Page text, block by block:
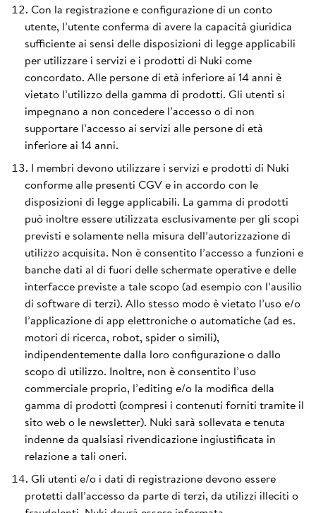
Con la registrazione e configurazione di un conto
utente, l’utente conferma di avere la capacità giuridica
sufficiente ai sensi delle disposizioni di legge applicabili
per utilizzare i servizi e i prodotti di Nuki come
concordato. Alle persone di età inferiore ai 14 anni è
vietato l’utilizzo della gamma di prodotti. Gli utenti si
impegnano a non concedere l’accesso o di non
supportare l’accesso ai servizi alle persone di età
inferiore ai 14 anni.
I membri devono utilizzare i servizi e prodotti di Nuki
conforme alle presenti CGV e in accordo con le
disposizioni di legge applicabili. La gamma di prodotti
può inoltre essere utilizzata esclusivamente per gli scopi
previsti e solamente nella misura dell’autorizzazione di
utilizzo acquisita. Non è consentito l’accesso a funzioni e
banche dati al di fuori delle schermate operative e delle
interfacce previste a tale scopo (ad esempio con l’ausilio
di software di terzi). Allo stesso modo è vietato l’uso e/o
l’applicazione di app elettroniche o automatiche (ad es.
motori di ricerca, robot, spider o simili),
indipendentemente dalla loro configurazione o dallo
scopo di utilizzo. Inoltre, non è consentito l’uso
commerciale proprio, l’editing e/o la modifica della
gamma di prodotti (compresi i contenuti forniti tramite il
sito web o le newsletter). Nuki sarà sollevata e tenuta
indenne da qualsiasi rivendicazione ingiustificata in
relazione a tali oneri.
Gli utenti e/o i dati di registrazione devono essere
protetti dall’accesso da parte di terzi, da utilizzi illeciti o